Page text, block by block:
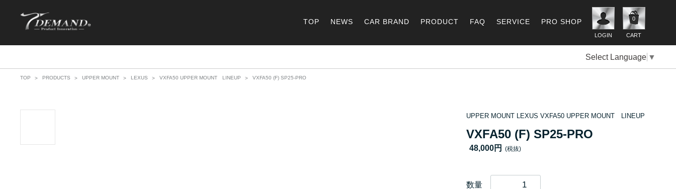
LOGIN
0
CART
TOP NEWS CAR BRAND PRODUCT FAQ SERVICE PRO SHOP
Select Language ▼
TOP PRODUCTS UPPER MOUNT LEXUS VXFA50 UPPER MOUNT LINEUP VXFA50 (F) SP25-PRO
UPPER MOUNT LEXUS VXFA50 UPPER MOUNT LINEUP
VXFA50 (F) SP25-PRO
48,000円 (税抜)
数量